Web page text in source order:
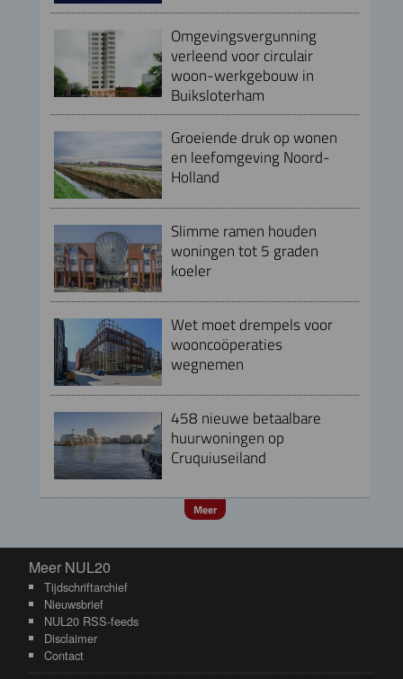
Omgevingsvergunning
verleend voor circulair
woon-werkgebouw in
Buiksloterham
Groeiende druk op wonen
en leefomgeving Noord-
Holland
Slimme ramen houden
woningen tot 5 graden
koeler
Wet moet drempels voor
wooncoöperaties
wegnemen
458 nieuwe betaalbare
huurwoningen op
Cruquiuseiland
Meer
Meer NUL20
Meer NUL20
Tijdschriftarchief
Nieuwsbrief
NUL20 RSS-feeds
Disclaimer
Contact